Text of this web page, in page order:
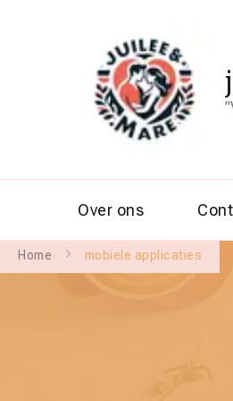
Over ons
Home mobiele applicaties